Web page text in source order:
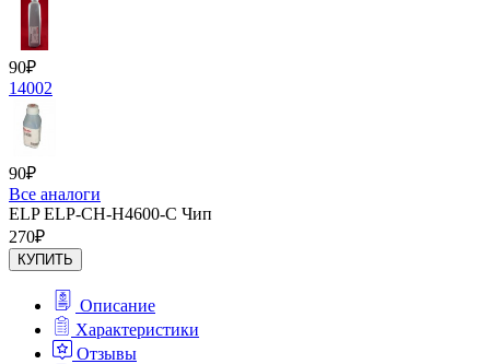
90₽
14002
90₽
Все аналоги
ELP ELP-CH-H4600-C Чип
270₽
КУПИТЬ
Описание
Характеристики
Отзывы